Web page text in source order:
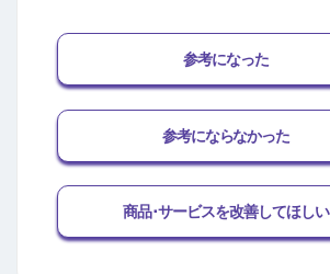
参考になった
参考にならなかった
商品･サービスを改善してほしい